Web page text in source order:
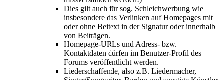
Dies gilt auch für sog. Schleichwerbung wie
insbesondere das Verlinken auf Homepages mit
oder ohne Beitext in der Signatur oder innerhalb
von Beiträgen.
Homepage-URLs und Adress- bzw.
Kontaktdaten dürfen im Benutzer-Profil des
Forums veröffentlicht werden.
Liederschaffende, also z.B. Liedermacher,